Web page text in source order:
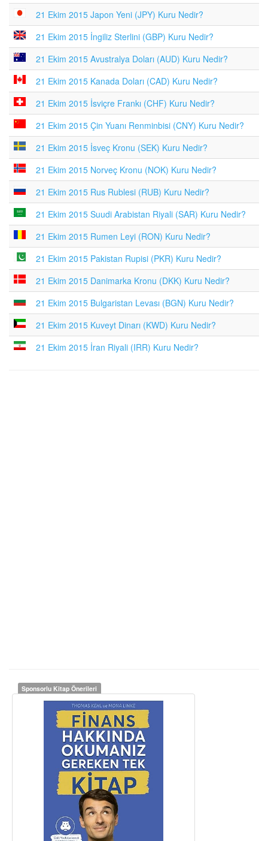
21 Ekim 2015 Japon Yeni (JPY) Kuru Nedir?
21 Ekim 2015 İngiliz Sterlini (GBP) Kuru Nedir?
21 Ekim 2015 Avustralya Doları (AUD) Kuru Nedir?
21 Ekim 2015 Kanada Doları (CAD) Kuru Nedir?
21 Ekim 2015 İsviçre Frankı (CHF) Kuru Nedir?
21 Ekim 2015 Çin Yuanı Renminbisi (CNY) Kuru Nedir?
21 Ekim 2015 İsveç Kronu (SEK) Kuru Nedir?
21 Ekim 2015 Norveç Kronu (NOK) Kuru Nedir?
21 Ekim 2015 Rus Rublesi (RUB) Kuru Nedir?
21 Ekim 2015 Suudi Arabistan Riyali (SAR) Kuru Nedir?
21 Ekim 2015 Rumen Leyi (RON) Kuru Nedir?
21 Ekim 2015 Pakistan Rupisi (PKR) Kuru Nedir?
21 Ekim 2015 Danimarka Kronu (DKK) Kuru Nedir?
21 Ekim 2015 Bulgaristan Levası (BGN) Kuru Nedir?
21 Ekim 2015 Kuveyt Dinarı (KWD) Kuru Nedir?
21 Ekim 2015 İran Riyali (IRR) Kuru Nedir?
Sponsorlu Kitap Önerileri